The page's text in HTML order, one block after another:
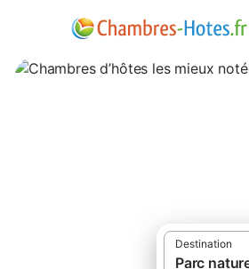
Destination